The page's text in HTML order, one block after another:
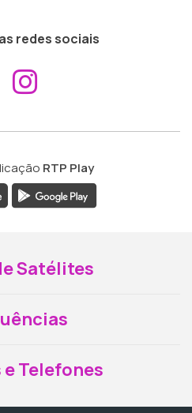
redes sociais
Aceder ao
RTP Play
Satélites
e Telefones